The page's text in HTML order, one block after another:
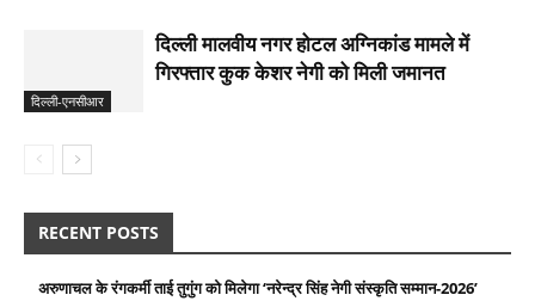
दिल्ली-एनसीआर
दिल्ली मालवीय नगर होटल अग्निकांड मामले में
गिरफ्तार कुक केशर नेगी को मिली जमानत
RECENT POSTS
अरुणाचल के रंगकर्मी ताई तुगुंग को मिलेगा ‘नरेन्द्र सिंह नेगी संस्कृति सम्मान-2026’